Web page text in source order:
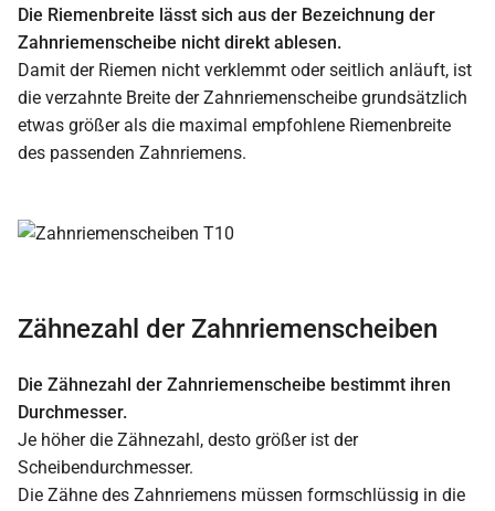
Die Riemenbreite lässt sich aus der Bezeichnung der
Zahnriemenscheibe nicht direkt ablesen.
Damit der Riemen nicht verklemmt oder seitlich anläuft, ist
die verzahnte Breite der Zahnriemenscheibe grundsätzlich
etwas größer als die maximal empfohlene Riemenbreite
des passenden Zahnriemens.
Zähnezahl der Zahnriemenscheiben
Die Zähnezahl der Zahnriemenscheibe bestimmt ihren
Durchmesser.
Je höher die Zähnezahl, desto größer ist der
Scheibendurchmesser.
Die Zähne des Zahnriemens müssen formschlüssig in die